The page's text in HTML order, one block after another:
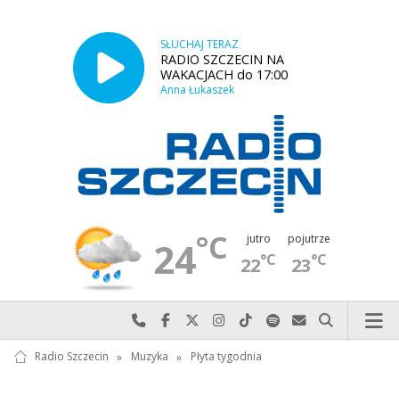
SŁUCHAJ TERAZ
RADIO SZCZECIN NA
WAKACJACH do 17:00
Anna Łukaszek
24°C jutro
22°C
pojutrze
23°C
Najlepiej po prostu do nas zadzwoń
Odwiedź nas na Facebook-u
Odwiedź nas na X
Odwiedź nas na Instagram-ie
Odwiedź nas na TikTok-u
Szukaj nas na Spotify
Wyślij do nas
Szukaj
Radio Szczecin » Muzyka » Płyta tygodnia